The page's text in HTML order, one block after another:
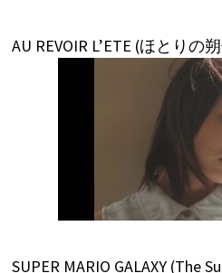
AU REVOIR L’ETE (ほとりの
SUPER MARIO GALAXY (The